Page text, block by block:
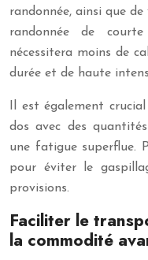
randonnée, ainsi que
randonnée de
nécessitera moins de
durée et de haute
Il est également
dos avec des
une fatigue superflue.
pour éviter le
provisions.
Faciliter le
la commodité